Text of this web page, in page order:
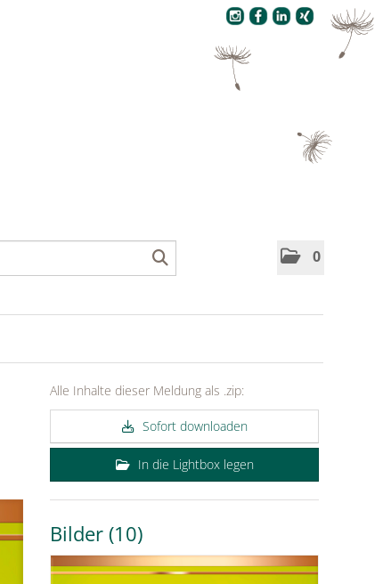
0
Alle Inhalte dieser Meldung als .zip:
Sofort downloaden
In die Lightbox legen
Bilder (10)